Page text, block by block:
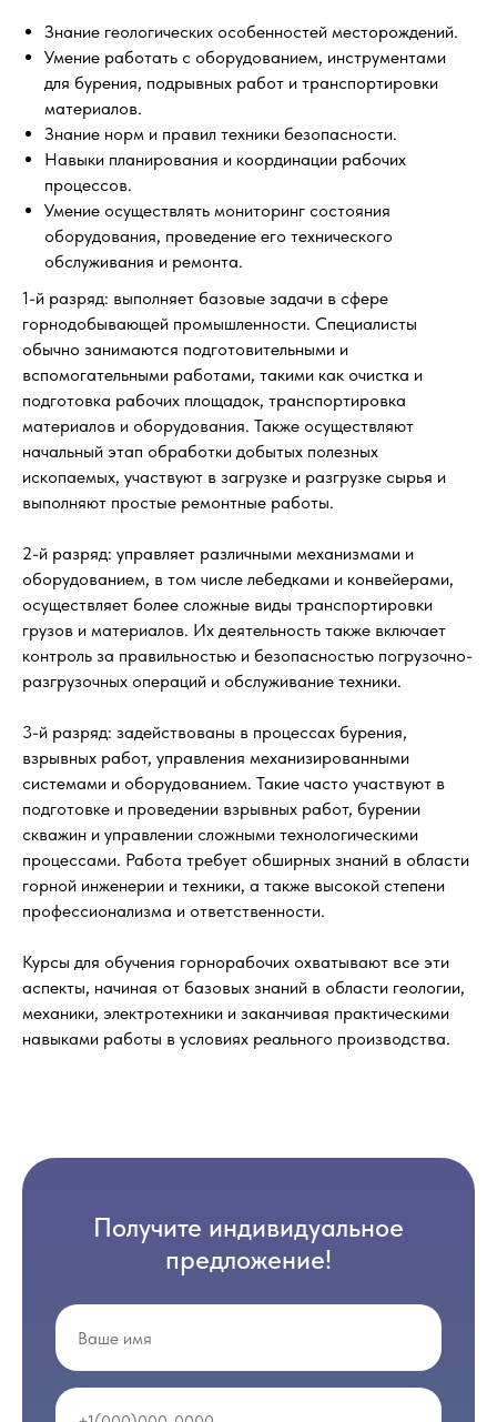
Знание геологических особенностей месторождений.
Умение работать с оборудованием, инструментами
для бурения, подрывных работ и транспортировки
материалов.
Знание норм и правил техники безопасности.
Навыки планирования и координации рабочих
процессов.
Умение осуществлять мониторинг состояния
оборудования, проведение его технического
обслуживания и ремонта.
1-й разряд: выполняет базовые задачи в сфере
горнодобывающей промышленности. Специалисты
обычно занимаются подготовительными и
вспомогательными работами, такими как очистка и
подготовка рабочих площадок, транспортировка
материалов и оборудования. Также осуществляют
начальный этап обработки добытых полезных
ископаемых, участвуют в загрузке и разгрузке сырья и
выполняют простые ремонтные работы.
2-й разряд: управляет различными механизмами и
оборудованием, в том числе лебедками и конвейерами,
осуществляет более сложные виды транспортировки
грузов и материалов. Их деятельность также включает
контроль за правильностью и безопасностью погрузочно-
разгрузочных операций и обслуживание техники.
3-й разряд: задействованы в процессах бурения,
взрывных работ, управления механизированными
системами и оборудованием. Такие часто участвуют в
подготовке и проведении взрывных работ, бурении
скважин и управлении сложными технологическими
процессами. Работа требует обширных знаний в области
горной инженерии и техники, а также высокой степени
профессионализма и ответственности.
Курсы для обучения горнорабочих охватывают все эти
аспекты, начиная от базовых знаний в области геологии,
механики, электротехники и заканчивая практическими
навыками работы в условиях реального производства.
Получите индивидуальное
предложение!